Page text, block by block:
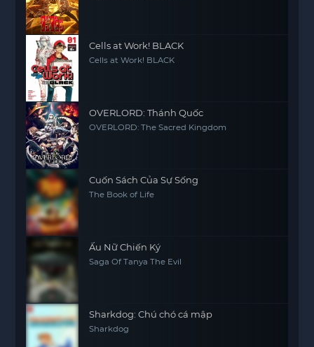
Cells at Work! BLACK
Cells at Work! BLACK
OVERLORD: Thánh Quốc
OVERLORD: The Sacred Kingdom
Cuốn Sách Của Sự Sống
The Book of Life
Ấu Nữ Chiến Ký
Saga Of Tanya The Evil
Sharkdog: Chú chó cá mập
Sharkdog